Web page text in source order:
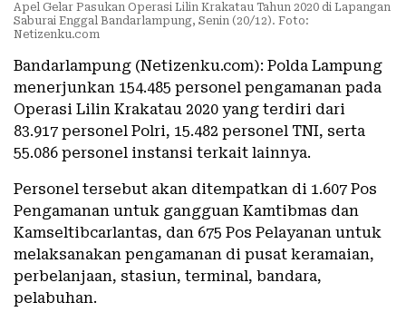
Apel Gelar Pasukan Operasi Lilin Krakatau Tahun 2020 di Lapangan
Saburai Enggal Bandarlampung, Senin (20/12). Foto:
Netizenku.com
Bandarlampung (Netizenku.com): Polda Lampung
menerjunkan 154.485 personel pengamanan pada
Operasi Lilin Krakatau 2020 yang terdiri dari
83.917 personel Polri, 15.482 personel TNI, serta
55.086 personel instansi terkait lainnya.
Personel tersebut akan ditempatkan di 1.607 Pos
Pengamanan untuk gangguan Kamtibmas dan
Kamseltibcarlantas, dan 675 Pos Pelayanan untuk
melaksanakan pengamanan di pusat keramaian,
perbelanjaan, stasiun, terminal, bandara,
pelabuhan.